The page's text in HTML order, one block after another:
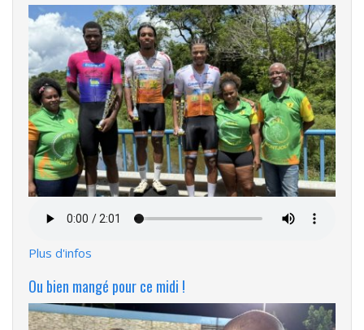
audio
Plus d'infos
Ou bien mangé pour ce midi !